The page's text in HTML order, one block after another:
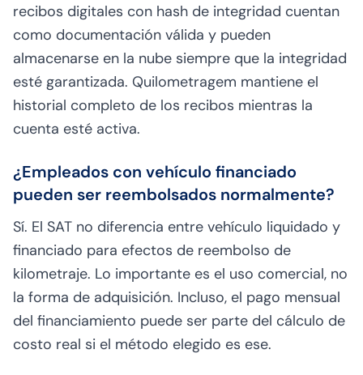
recibos digitales con hash de integridad cuentan
como documentación válida y pueden
almacenarse en la nube siempre que la integridad
esté garantizada. Quilometragem mantiene el
historial completo de los recibos mientras la
cuenta esté activa.
¿Empleados con vehículo financiado
pueden ser reembolsados normalmente?
Sí. El SAT no diferencia entre vehículo liquidado y
financiado para efectos de reembolso de
kilometraje. Lo importante es el uso comercial, no
la forma de adquisición. Incluso, el pago mensual
del financiamiento puede ser parte del cálculo de
costo real si el método elegido es ese.